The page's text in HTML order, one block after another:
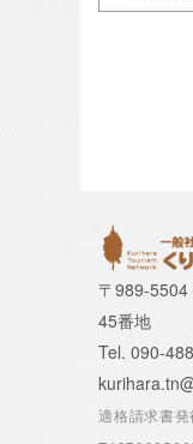
〒989-
45番地
Tel. 090-
適格請求書発